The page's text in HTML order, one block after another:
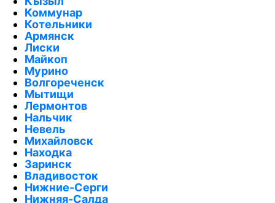
Коммунар
Котельники
Армянск
Лиски
Майкоп
Мурино
Волгореченск
Мытищи
Лермонтов
Нальчик
Невель
Михайловск
Находка
Заринск
Владивосток
Нижние-Серги
Нижняя-Салда